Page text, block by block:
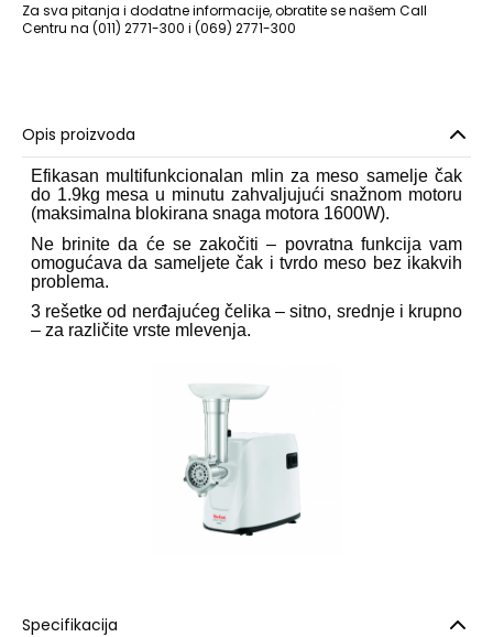
Za sva pitanja i dodatne informacije, obratite se našem Call
Centru na (011) 2771-300 i (069) 2771-300
Opis proizvoda
Efikasan multifunkcionalan mlin za meso samelje čak
do 1.9kg mesa u minutu zahvaljujući snažnom motoru
(maksimalna blokirana snaga motora 1600W).
Ne brinite da će se zakočiti – povratna funkcija vam
omogućava da sameljete čak i tvrdo meso bez ikakvih
problema.
3 rešetke od nerđajućeg čelika – sitno, srednje i krupno
– za različite vrste mlevenja.
Specifikacija